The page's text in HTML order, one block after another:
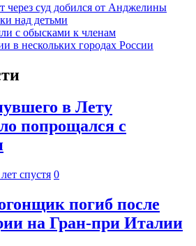
через суд добился от Анджелины
над детьми
с обысками к членам
в нескольких городах России
в Лету
попрощался с
спустя 0
погиб после
на Гран-при Италии